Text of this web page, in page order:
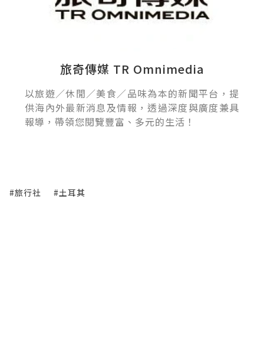
旅奇傳媒 TR Omnimedia
以旅遊／休閒／美食／品味為本的新聞平台，提
供海內外最新消息及情報，透過深度與廣度兼具
報導，帶領您閱覽豐富、多元的生活！
#旅行社 #土耳其